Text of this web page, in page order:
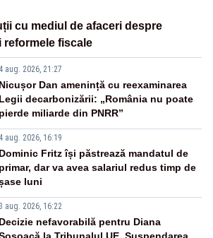
cu mediul de afaceri despre
reformele fiscale
4 aug. 2026, 21:27
Nicușor Dan amenință cu reexaminarea
Legii decarbonizării: „România nu poate
pierde miliarde din PNRR”
4 aug. 2026, 16:19
Dominic Fritz își păstrează mandatul de
primar, dar va avea salariul redus timp de
luni
3 aug. 2026, 16:22
Decizie nefavorabilă pentru Diana